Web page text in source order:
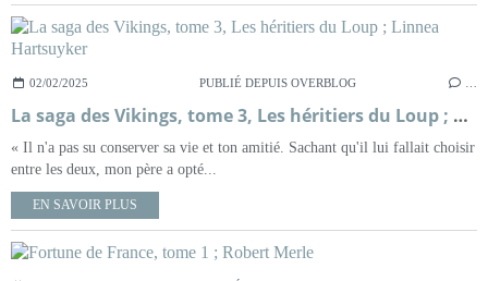
02/02/2025 PUBLIÉ DEPUIS OVERBLOG
La saga des Vikings, tome 3, Les héritiers du Loup ; Linnea Hartsuyker
« Il n'a pas su conserver sa vie et ton amitié. Sachant qu'il lui fallait choisir
entre les deux, mon père a opté...
EN SAVOIR PLUS